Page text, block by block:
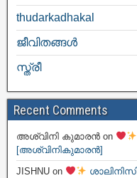
thudarkadhakal
ജീവിതങ്ങള്‍
സ്ത്രീ
Recent Comments
അശ്വിനി കുമാരൻ on
[അശ്വിനികുമാരൻ]
JISHNU on